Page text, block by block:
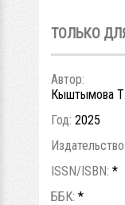
ТОЛЬКО
Автор:
Кыштымова
Год: 2025
Издательство:
ISSN/ISBN: *
ББК: *